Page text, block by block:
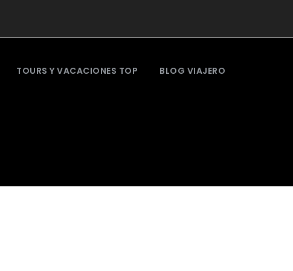
TOURS Y VACACIONES TOP BLOG VIAJERO